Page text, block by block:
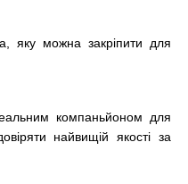
яку можна закріпити для
компаньйоном для
найвищій якості за